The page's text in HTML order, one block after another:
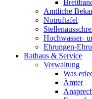
Amtliche
Notruftafel
Hochwasser-
Ehrungen-
Rathaus & Service
Verwaltung
Was
Ämter